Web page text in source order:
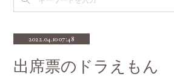
2022.04.10 07:48
出席票のドラえもん